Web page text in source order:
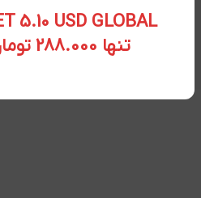
5.10 USD GLOBAL
تنها 288.000 تومان تحویل آنی